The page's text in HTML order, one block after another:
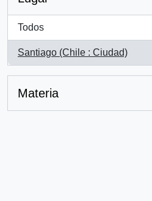
Todos
Santiago (Chile : Ciudad)
, 4 resultados
Materia